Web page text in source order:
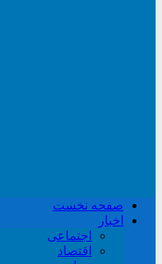
صفحه نخست
اخبار
اجتماعی
اقتصاد